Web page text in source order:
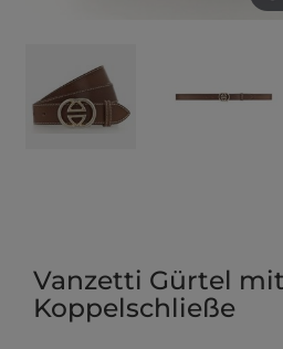
Vanzetti Gürtel
Koppelschließe